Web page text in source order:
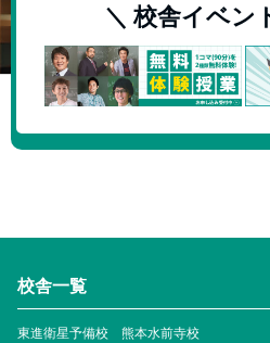
＼ 校舎イベン
校舎一覧
東進衛星予備校 熊本水前寺校